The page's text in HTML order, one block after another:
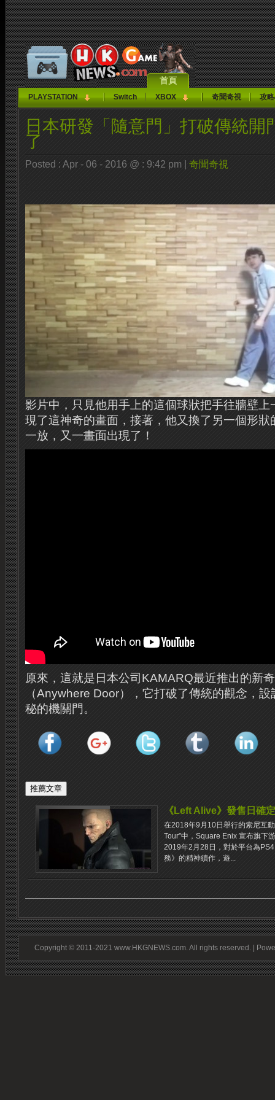
首頁
PLAYSTATION Switch XBOX 奇聞奇視 攻
日本研發「隨意門」打破傳統開
了
Posted : Apr - 06 - 2016 @ : 9:42 pm | 奇聞奇視
影片中，只見他用手上的這個球狀把手往牆壁上
現了這神奇的畫面，接著，他又換了另一個形狀
一放，又一畫面出現了！
原來，這就是日本公司KAMARQ最近推出的新
（Anywhere Door），它打破了傳統的觀念，
秘的機關門。
《Left Alive》發售日確定
在2018年9月10日舉行的索尼互
Tour”中，Square Enix 宣布旗下
2019年2月28日，對於平台為
務》的精神續作，遊...
Copyright © 2011-2021 www.HKGNEWS.com. All rights reserved. |